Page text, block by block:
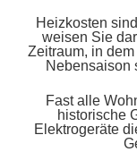
Heizkosten
weisen Sie
Zeitraum, in
Nebensaison
Fast alle
historische
Elektrogeräte